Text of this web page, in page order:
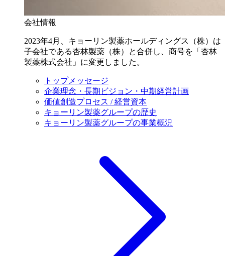
会社情報
2023年4月、キョーリン製薬ホールディングス（株）は
子会社である杏林製薬（株）と合併し、商号を「杏林
製薬株式会社」に変更しました。
トップメッセージ
企業理念・長期ビジョン・中期経営計画
価値創造プロセス / 経営資本
キョーリン製薬グループの歴史
キョーリン製薬グループの事業概況